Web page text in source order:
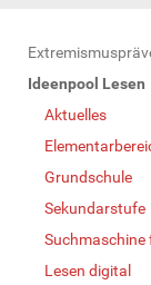
N
a
Ideenpool Lesen
Aktuelles
Grundschule
Sekundarstufe
Suchmaschine
Lesen digital